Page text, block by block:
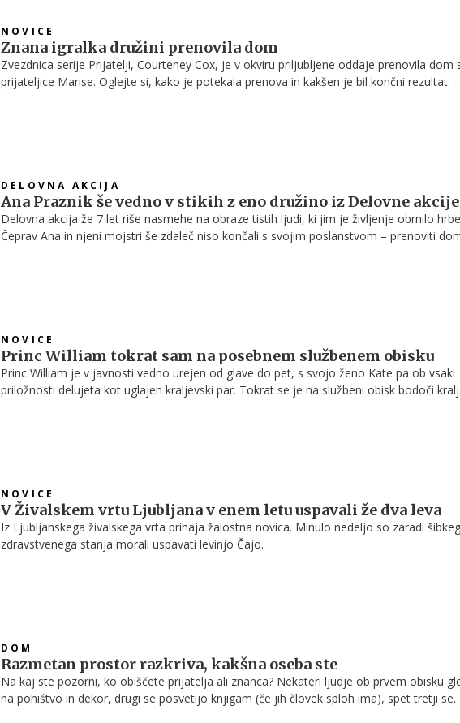
NOVICE
Znana igralka družini prenovila dom
Zvezdnica serije Prijatelji, Courteney Cox, je v okviru priljubljene oddaje prenovila dom
prijateljice Marise. Oglejte si, kako je potekala prenova in kakšen je bil končni rezultat.
DELOVNA AKCIJA
Ana Praznik še vedno v stikih z eno družino iz Delovne akcije
Delovna akcija že 7 let riše nasmehe na obraze tistih ljudi, ki jim je življenje obrnilo
Čeprav Ana in njeni mojstri še zdaleč niso končali s svojim poslanstvom – prenoviti
NOVICE
Princ William tokrat sam na posebnem službenem obisku
Princ William je v javnosti vedno urejen od glave do pet, s svojo ženo Kate pa ob vsaki
priložnosti delujeta kot uglajen kraljevski par. Tokrat se je na službeni obisk bodoči kralj
NOVICE
V Živalskem vrtu Ljubljana v enem letu uspavali že dva leva
Iz Ljubljanskega živalskega vrta prihaja žalostna novica. Minulo nedeljo so zaradi
zdravstvenega stanja morali uspavati levinjo Čajo.
DOM
Razmetan prostor razkriva, kakšna oseba ste
Na kaj ste pozorni, ko obiščete prijatelja ali znanca? Nekateri ljudje ob prvem obisku
na pohištvo in dekor, drugi se posvetijo knjigam (če jih človek sploh ima), spet tretji se